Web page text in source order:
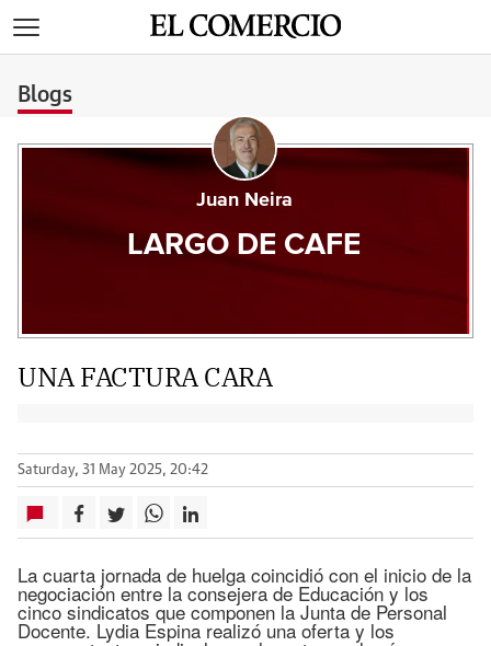
Blogs
Juan Neira
LARGO DE CAFE
UNA FACTURA CARA
Saturday, 31 May 2025, 20:42
La cuarta jornada de huelga coincidió con el inicio de la
negociación entre la consejera de Educación y los
cinco sindicatos que componen la Junta de Personal
Docente. Lydia Espina realizó una oferta y los